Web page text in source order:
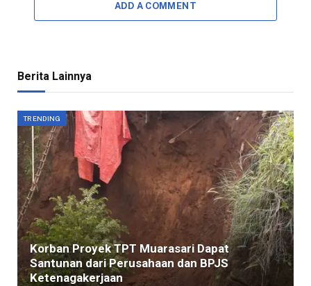
ADD A COMMENT
Berita Lainnya
TRENDING
Korban Proyek TPT Muarasari Dapat
Santunan dari Perusahaan dan BPJS
Ketenagakerjaan